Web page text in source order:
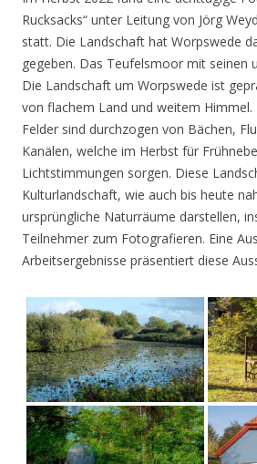
Rucksacks“ unter Leitung von Jörg
statt. Die Landschaft hat Worpswede
gegeben. Das Teufelsmoor mit seinen
Die Landschaft um Worpswede ist
von flachem Land und weitem Himmel.
Felder sind durchzogen von Bächen,
Kanälen, welche im Herbst für
Lichtstimmungen sorgen. Diese
Kulturlandschaft, wie auch bis heute
ursprüngliche Naturräume darstellen,
Teilnehmer zum Fotografieren. Eine
Arbeitsergebnisse präsentiert diese